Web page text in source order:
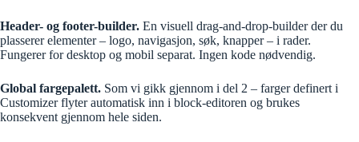
Header- og footer-builder. En visuell drag-and-drop-builder der du
plasserer elementer – logo, navigasjon, søk, knapper – i rader.
Fungerer for desktop og mobil separat. Ingen kode nødvendig.
Global fargepalett. Som vi gikk gjennom i del 2 – farger definert i
Customizer flyter automatisk inn i block-editoren og brukes
konsekvent gjennom hele siden.